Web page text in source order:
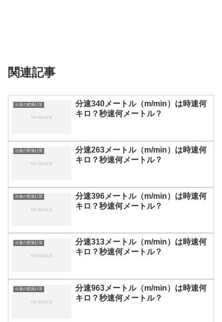
関連記事
分速の変換計算
分速340メートル（m/min）は時速何
キロ？秒速何メートル？
分速の変換計算
分速263メートル（m/min）は時速何
キロ？秒速何メートル？
分速の変換計算
分速396メートル（m/min）は時速何
キロ？秒速何メートル？
分速の変換計算
分速313メートル（m/min）は時速何
キロ？秒速何メートル？
分速の変換計算
分速963メートル（m/min）は時速何
キロ？秒速何メートル？